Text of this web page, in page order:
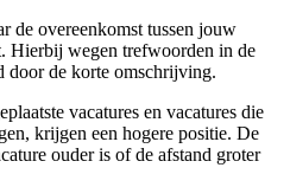
de overeenkomst tussen jouw
Hierbij wegen trefwoorden in de
door de korte omschrijving.
vacatures en vacatures die
krijgen een hogere positie. De
ouder is of de afstand groter